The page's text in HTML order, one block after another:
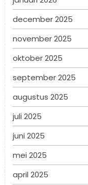
december 2025
november 2025
oktober 2025
september 2025
augustus 2025
juli 2025
juni 2025
mei 2025
april 2025